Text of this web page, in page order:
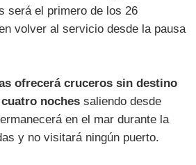
será el primero de los 26
volver al servicio desde la pausa
ofrecerá cruceros sin destino
noches saliendo desde
en el mar durante la
y no visitará ningún puerto.